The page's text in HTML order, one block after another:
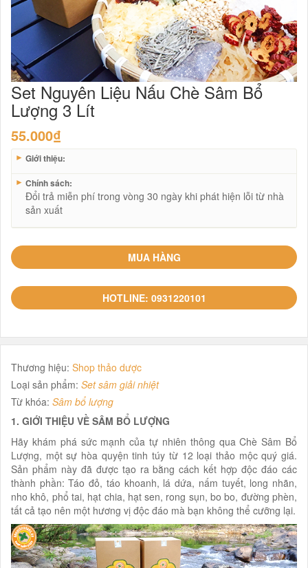
Set Nguyên Liệu Nấu Chè Sâm Bổ
Lượng 3 Lít
55.000₫
► Giới thiệu:
► Chính sách:
Đổi trả miễn phí trong vòng 30 ngày khi phát hiện lỗi từ nhà
sản xuất
MUA HÀNG
HOTLINE: 0931220101
Thương hiệu: Shop thảo dược
Loại sản phẩm: Set sâm giải nhiệt
Từ khóa: Sâm bổ lượng
1. GIỚI THIỆU VỀ SÂM BỔ LƯỢNG
Hãy khám phá sức mạnh của tự nhiên thông qua Chè Sâm Bổ
Lượng, một sự hòa quyện tinh túy từ 12 loại thảo mộc quý giá.
Sản phẩm này đã được tạo ra bằng cách kết hợp độc đáo các
thành phần: Táo đỏ, táo khoanh, lá dứa, nấm tuyết, long nhãn,
nho khô, phổ tai, hạt chia, hạt sen, rong sụn, bo bo, đường phèn,
tất cả tạo nên một hương vị độc đáo mà bạn không thể cưỡng lại.